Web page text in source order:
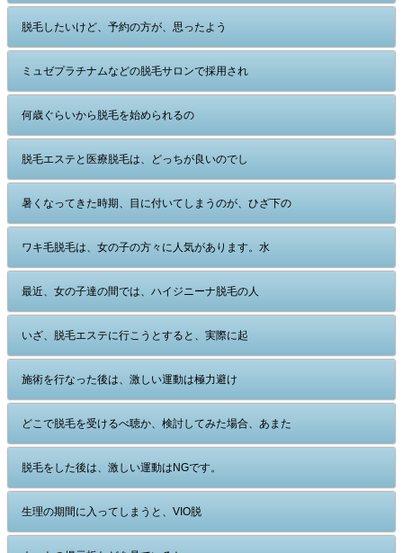
脱毛したいけど、予約の方が、思ったよう
ミュゼプラチナムなどの脱毛サロンで採用され
何歳ぐらいから脱毛を始められるの
脱毛エステと医療脱毛は、どっちが良いのでし
暑くなってきた時期、目に付いてしまうのが、ひざ下の
ワキ毛脱毛は、女の子の方々に人気があります。水
最近、女の子達の間では、ハイジニーナ脱毛の人
いざ、脱毛エステに行こうとすると、実際に起
施術を行なった後は、激しい運動は極力避け
どこで脱毛を受けるべ聴か、検討してみた場合、あまた
脱毛をした後は、激しい運動はNGです。
生理の期間に入ってしまうと、VIO脱